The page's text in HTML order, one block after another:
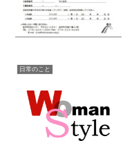
日常のこと